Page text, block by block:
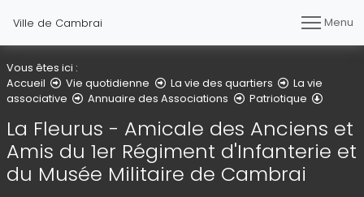
Ville de Cambrai Menu
Vous êtes ici :
Accueil
Vie quotidienne La vie des quartiers
La vie
associative
Annuaire des Associations Patriotique
La Fleurus - Amicale des Anciens et
Amis du 1er Régiment d'Infanterie et
du Musée Militaire de Cambrai